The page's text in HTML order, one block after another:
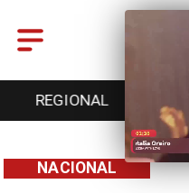
REGIONAL
NACIONAL